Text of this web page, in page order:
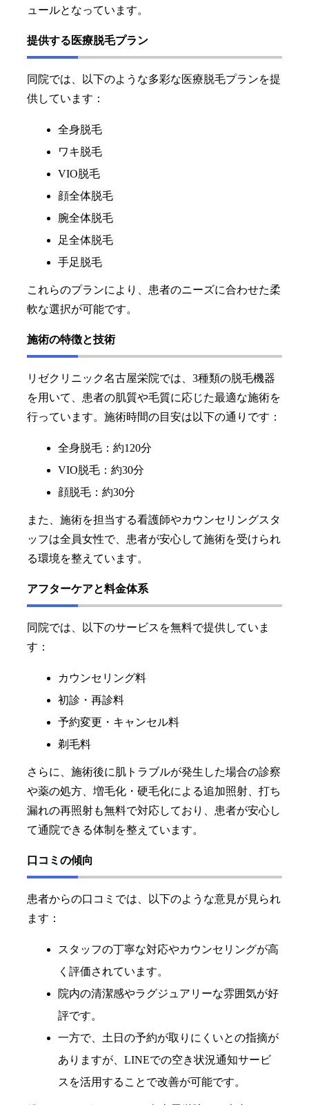
ュールとなっています。
提供する医療脱毛プラン
同院では、以下のような多彩な医療脱毛プランを提
供しています：
全身脱毛
ワキ脱毛
VIO脱毛
顔全体脱毛
腕全体脱毛
足全体脱毛
手足脱毛
これらのプランにより、患者のニーズに合わせた柔
軟な選択が可能です。
施術の特徴と技術
リゼクリニック名古屋栄院では、3種類の脱毛機器
を用いて、患者の肌質や毛質に応じた最適な施術を
行っています。施術時間の目安は以下の通りです：
全身脱毛：約120分
VIO脱毛：約30分
顔脱毛：約30分
また、施術を担当する看護師やカウンセリングスタ
ッフは全員女性で、患者が安心して施術を受けられ
る環境を整えています。
アフターケアと料金体系
同院では、以下のサービスを無料で提供していま
す：
カウンセリング料
初診・再診料
予約変更・キャンセル料
剃毛料
さらに、施術後に肌トラブルが発生した場合の診察
や薬の処方、増毛化・硬毛化による追加照射、打ち
漏れの再照射も無料で対応しており、患者が安心し
て通院できる体制を整えています。
口コミの傾向
患者からの口コミでは、以下のような意見が見られ
ます：
スタッフの丁寧な対応やカウンセリングが高
く評価されています。
院内の清潔感やラグジュアリーな雰囲気が好
評です。
一方で、土日の予約が取りにくいとの指摘が
ありますが、LINEでの空き状況通知サービ
スを活用することで改善が可能です。